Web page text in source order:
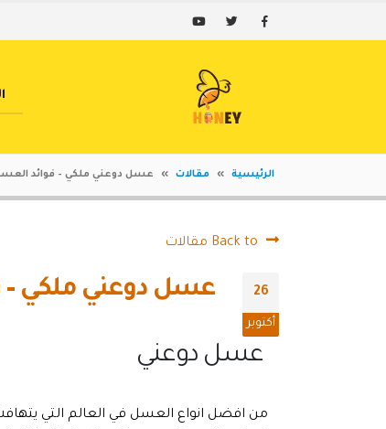
الرئيسية » مقالات » عسل دوعني ملكي – فوائد
26
أكتوبر
عسل دوعني ملكي –
عسل دوعني
من افضل انواع العسل في العالم التي